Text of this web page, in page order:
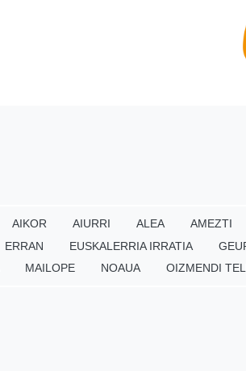
AIKOR AIURRI ALEA AMEZTI
ERRAN EUSKALERRIA IRRATIA
MAILOPE NOAUA OIZMENDI